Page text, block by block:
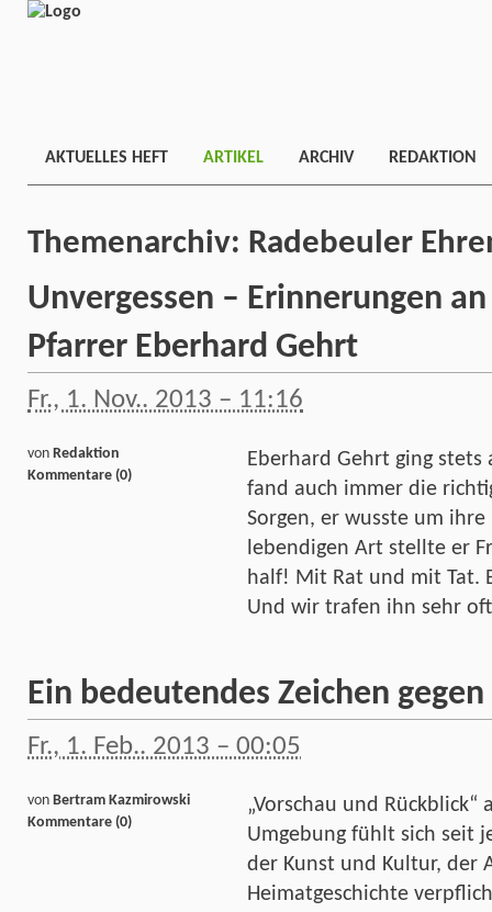
AKTUELLES HEFT ARTIKEL ARCHIV REDAKTION
Themenarchiv: Radebeuler
Unvergessen – Erinnerungen
Pfarrer Eberhard Gehrt
Fr., 1. Nov.. 2013 – 11:16
Eberhard Gehrt ging
fand auch immer die
Sorgen, er wusste um
lebendigen Art stellte er
half! Mit Rat und mit Tat.
Und wir trafen ihn sehr
von Redaktion
Kommentare (0)
Ein bedeutendes Zeichen gegen
Fr., 1. Feb.. 2013 – 00:05
„Vorschau und
Umgebung fühlt sich seit
der Kunst und Kultur, der
Heimatgeschichte
von Bertram Kazmirowski
Kommentare (0)